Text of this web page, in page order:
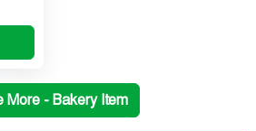
More - Bakery Item